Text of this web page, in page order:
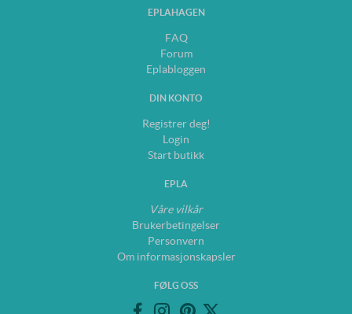
EPLAHAGEN
FAQ
Forum
Eplabloggen
DIN KONTO
Registrer deg!
Login
Start butikk
EPLA
Våre vilkår
Brukerbetingelser
Personvern
Om informasjonskapsler
FØLG OSS